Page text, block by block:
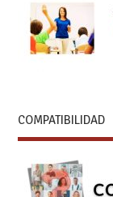
COMPATIBILIDAD